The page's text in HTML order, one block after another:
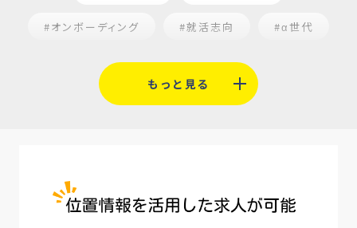
#オンボーディング #就活志向 #α世代
#平均採用単価
#人材定着 #AI面接
#魅力の伝え方 #求職者 #27卒
もっと見る